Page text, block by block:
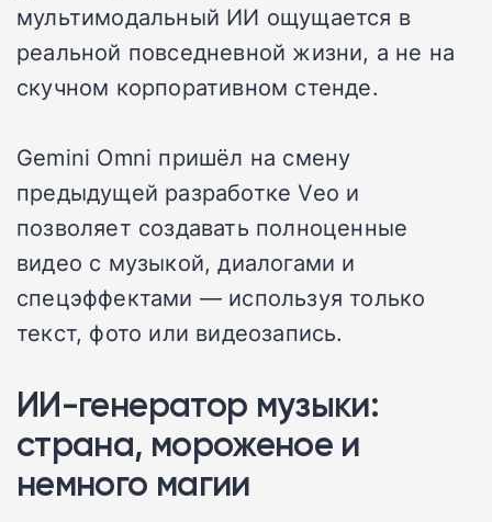
мультимодальный ИИ ощущается в
реальной повседневной жизни, а не на
скучном корпоративном стенде.
Gemini Omni пришёл на смену
предыдущей разработке Veo и
позволяет создавать полноценные
видео с музыкой, диалогами и
спецэффектами — используя только
текст, фото или видеозапись.
ИИ-генератор музыки:
страна, мороженое и
немного магии